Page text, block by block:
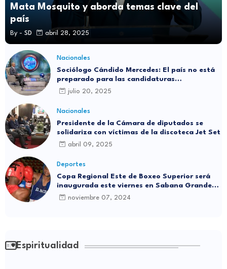
Mata Mosquito y aborda temas clave del
país
By - SD abril 28, 2025
Nacionales
Sociólogo Cándido Mercedes: El país no está
preparado para las candidaturas
independientes
julio 20, 2025
Nacionales
Presidente de la Cámara de diputados se
solidariza con víctimas de la discoteca Jet Set
abril 09, 2025
Deportes
Copa Regional Este de Boxeo Superior será
inaugurada este viernes en Sabana Grande
de Boyá
noviembre 07, 2024
Espiritualidad